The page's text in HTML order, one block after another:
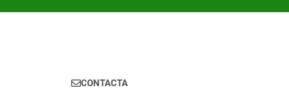
CONTACTA